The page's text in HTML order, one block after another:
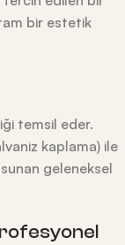
bir estetik
temsil eder.
kaplama) ile
geleneksel